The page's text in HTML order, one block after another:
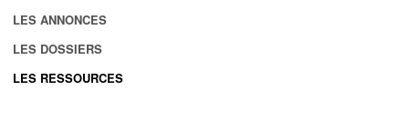
LES ANNONCES
LES DOSSIERS
LES RESSOURCES